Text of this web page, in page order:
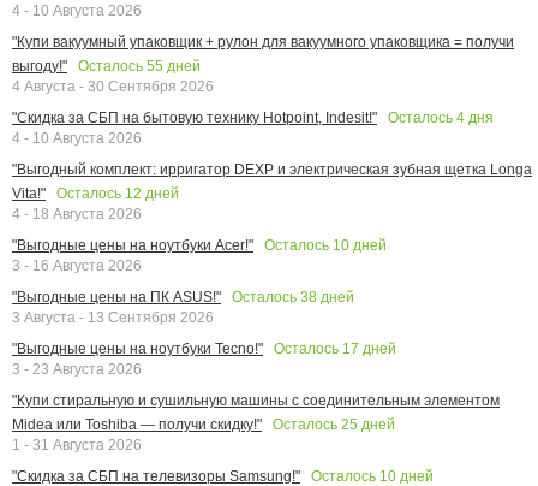
4 - 10 Августа 2026
"Купи вакуумный упаковщик + рулон для вакуумного упаковщика = получи
выгоду!"
Осталось 55 дней
4 Августа - 30 Сентября 2026
"Скидка за СБП на бытовую технику Hotpoint, Indesit!"
Осталось 4 дня
4 - 10 Августа 2026
"Выгодный комплект: ирригатор DEXP и электрическая зубная щетка Longa
Vita!"
Осталось 12 дней
4 - 18 Августа 2026
"Выгодные цены на ноутбуки Acer!"
Осталось 10 дней
3 - 16 Августа 2026
"Выгодные цены на ПК ASUS!"
Осталось 38 дней
3 Августа - 13 Сентября 2026
"Выгодные цены на ноутбуки Tecno!"
Осталось 17 дней
3 - 23 Августа 2026
"Купи стиральную и сушильную машины с соединительным элементом
Midea или Toshiba — получи скидку!"
Осталось 25 дней
1 - 31 Августа 2026
"Скидка за СБП на телевизоры Samsung!"
Осталось 10 дней